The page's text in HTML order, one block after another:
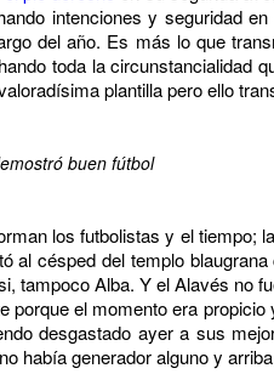
intenciones y seguridad
del año. Es más lo que
toda la circunstancialidad
plantilla pero ello
buen fútbol
los futbolistas y el
al césped del templo
tampoco Alba. Y el Alavés no
porque el momento era propicio
desgastado ayer a sus
había generador alguno y